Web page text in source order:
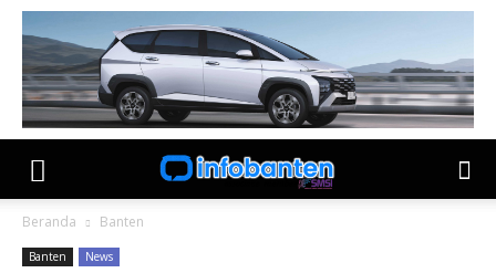
Beranda Banten
Banten News